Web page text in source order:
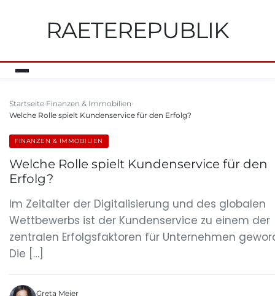
RAETEREPUBLIK
Startseite Finanzen & Immobilien
Welche Rolle spielt Kundenservice für den Erfolg?
FINANZEN & IMMOBILIEN
Welche Rolle spielt Kundenservice für den
Erfolg?
Im Zeitalter der Digitalisierung und des globalen
Wettbewerbs ist der Kundenservice zu einem der
zentralen Erfolgsfaktoren für Unternehmen
Die […]
Greta Meier